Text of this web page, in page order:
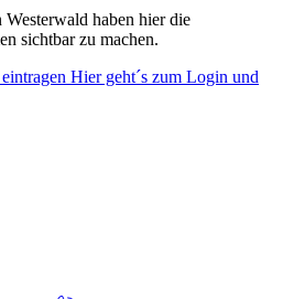
haben hier die
sichtbar zu machen.
Hier geht´s zum Login und